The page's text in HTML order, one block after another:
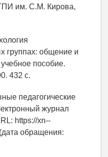
им. С.М. Кирова,
группах: общение и
пособие.
432 с.
педагогические
журнал
https://xn--
обращения: